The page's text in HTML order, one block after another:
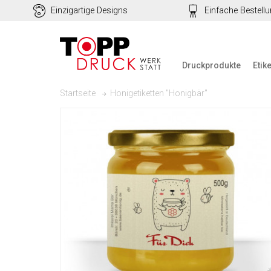
Einzigartige Designs Einfache
Druckprodukte
Startseite Honigetiketten "Honigbär"